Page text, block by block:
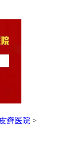
癣医院 >